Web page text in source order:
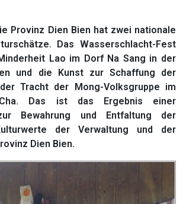
Provinz Dien Bien hat zwei nationale
Das Wasserschlacht-Fest
Lao im Dorf Na Sang in der
und die Kunst zur Schaffung der
Tracht der Mong-Volksgruppe im
Das ist das Ergebnis einer
Bewahrung und Entfaltung der
der Verwaltung und der
Dien Bien.